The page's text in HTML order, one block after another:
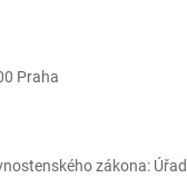
Praha
zákona: Úřad